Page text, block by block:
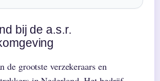
bij de a.s.r.
de grootste verzekeraars en